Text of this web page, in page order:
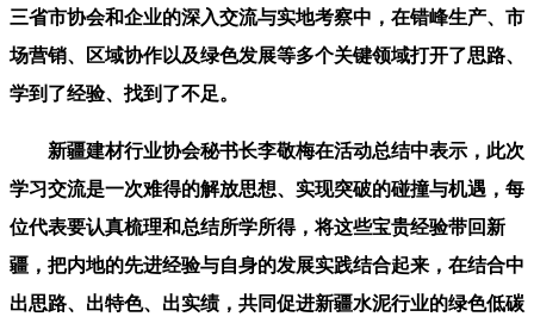
三省市协会和企业的深入交流与实地考察中，在错峰生产、市
场营销、区域协作以及绿色发展等多个关键领域打开了思路、
学到了经验、找到了不足。
新疆建材行业协会秘书长李敬梅在活动总结中表示，此次
学习交流是一次难得的解放思想、实现突破的碰撞与机遇，每
位代表要认真梳理和总结所学所得，将这些宝贵经验带回新
疆，把内地的先进经验与自身的发展实践结合起来，在结合中
出思路、出特色、出实绩，共同促进新疆水泥行业的绿色低碳